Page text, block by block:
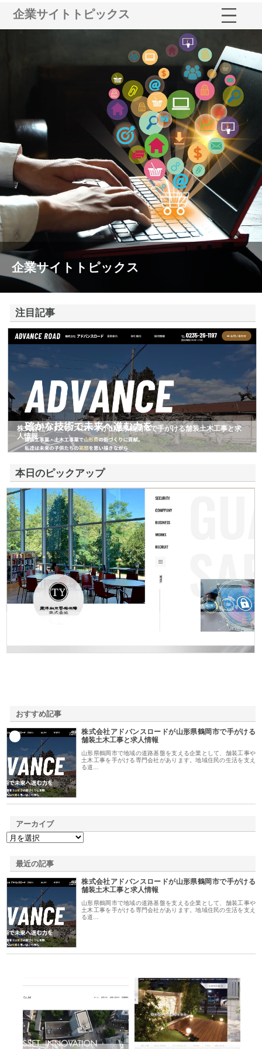
企業サイトトピックス
企業サイトトピックス
注目記事
株式会社アドバンスロードが山形県鶴岡市で手がける舗装土木工事と求
人情報
本日のピックアップ
おすすめ記事
株式会社アドバンスロードが山形県鶴岡市で手がける
舗装土木工事と求人情報
山形県鶴岡市で地域の道路基盤を支える企業として、舗装工事や
土木工事を手がける専門会社があります。地域住民の生活を支え
る道…
アーカイブ
最近の記事
株式会社アドバンスロードが山形県鶴岡市で手がける
舗装土木工事と求人情報
山形県鶴岡市で地域の道路基盤を支える企業として、舗装工事や
土木工事を手がける専門会社があります。地域住民の生活を支え
る道…